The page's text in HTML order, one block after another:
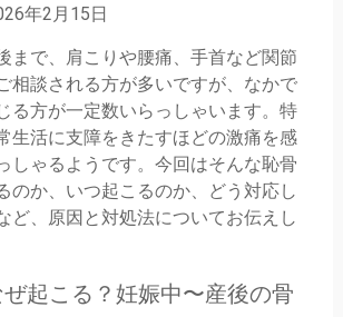
年2月15日
まで、肩こりや腰痛、手首など関節
相談される方が多いですが、なかで
る方が一定数いらっしゃいます。特
生活に支障をきたすほどの激痛を感
しゃるようです。今回はそんな恥骨
のか、いつ起こるのか、どう対応し
ど、原因と対処法についてお伝えし
起こる？妊娠中〜産後の骨